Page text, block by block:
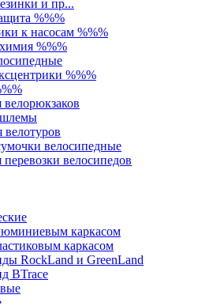
и пр...
%%%
к насосам %%%
%%%
%%%
велосипедные
велосипедов
каркасом
каркасом
RockLand и GreenLand
BTrace